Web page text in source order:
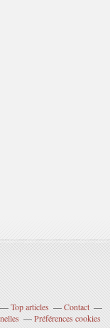
Top articles
Contact
Préférences cookies